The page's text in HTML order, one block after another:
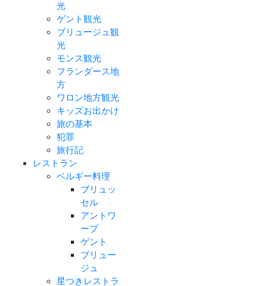
光
ゲント観光
ブリュージュ観
光
モンス観光
フランダース地
方
ワロン地方観光
キッズお出かけ
旅の基本
犯罪
旅行記
レストラン
ベルギー料理
ブリュッ
セル
アントワ
ープ
ゲント
ブリュー
ジュ
星つきレストラ